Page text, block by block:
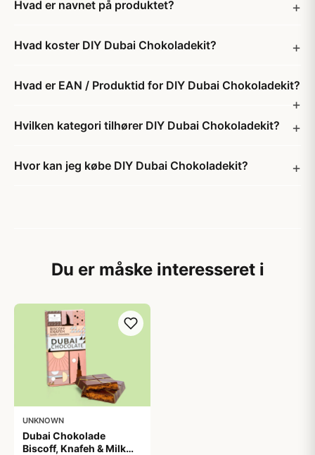
Hvad er navnet på produktet?
Hvad koster DIY Dubai Chokoladekit?
Hvad er EAN / Produktid for DIY Dubai Chokoladekit?
Hvilken kategori tilhører DIY Dubai Chokoladekit?
Hvor kan jeg købe DIY Dubai Chokoladekit?
Du er måske interesseret i
UNKNOWN
Dubai Chokolade
Biscoff, Knafeh & Milk